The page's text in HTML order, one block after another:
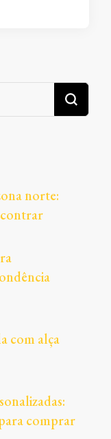
norte:
com alça
comprar